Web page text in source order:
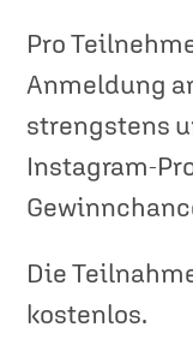
Pro
Anmeldung
strengstens
Instagram-
Die
kostenlos.